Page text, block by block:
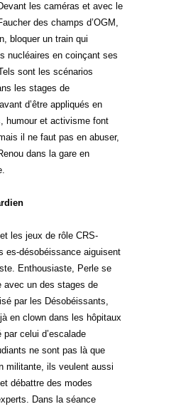
les caméras et avec le
des champs d’OGM,
bloquer un train qui
nucléaires en coinçant ses
sont les scénarios
les stages de
d’être appliqués en
humour et activisme font
il ne faut pas en abuser,
dans la gare en
les jeux de rôle CRS-
es-désobéissance aiguisent
Enthousiaste, Perle se
avec un des stages de
par les Désobéissants,
en clown dans les hôpitaux
celui d’escalade
ne sont pas là que
militante, ils veulent aussi
débattre des modes
Dans la séance